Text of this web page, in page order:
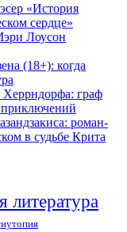
«История
сердце»
Лоусон
(18+): когда
граф
роман-
в судьбе Крита
литература